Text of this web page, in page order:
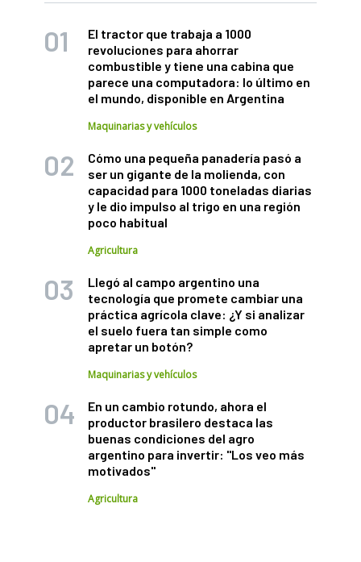
El tractor que trabaja a 1000
revoluciones para ahorrar
combustible y tiene una cabina que
parece una computadora: lo último en
el mundo, disponible en Argentina
Maquinarias y vehículos
Cómo una pequeña panadería pasó a
ser un gigante de la molienda, con
capacidad para 1000 toneladas diarias
y le dio impulso al trigo en una región
poco habitual
Agricultura
Llegó al campo argentino una
tecnología que promete cambiar una
práctica agrícola clave: ¿Y si analizar
el suelo fuera tan simple como
apretar un botón?
Maquinarias y vehículos
En un cambio rotundo, ahora el
productor brasilero destaca las
buenas condiciones del agro
argentino para invertir: "Los veo más
motivados"
Agricultura